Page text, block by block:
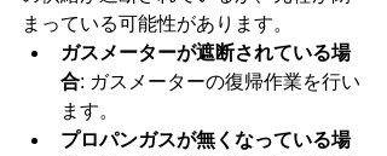
まっている可能性があります。
ガスメーターが遮断されている場
合: ガスメーターの復帰作業を行い
ます。
プロパンガスが無くなっている場